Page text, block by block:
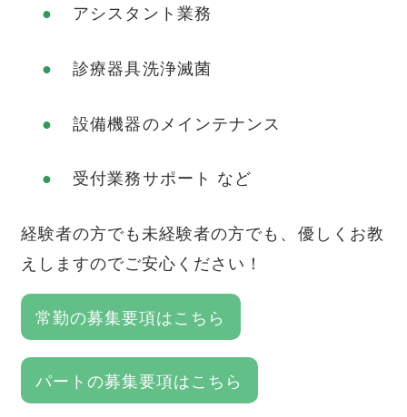
アシスタント業務
診療器具洗浄滅菌
設備機器のメインテナンス
受付業務サポート など
経験者の方でも未経験者の方でも、優しくお教
えしますのでご安心ください！
常勤の募集要項はこちら
パートの募集要項はこちら